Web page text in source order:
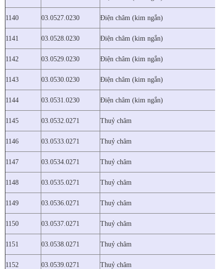
1140 03.0527.0230 Điện châm (kim ngắn)
1141 03.0528.0230 Điện châm (kim ngắn)
1142 03.0529.0230 Điện châm (kim ngắn)
1143 03.0530.0230 Điện châm (kim ngắn)
1144 03.0531.0230 Điện châm (kim ngắn)
1145 03.0532.0271 Thuỷ châm
1146 03.0533.0271 Thuỷ châm
1147 03.0534.0271 Thuỷ châm
1148 03.0535.0271 Thuỷ châm
1149 03.0536.0271 Thuỷ châm
1150 03.0537.0271 Thuỷ châm
1151 03.0538.0271 Thuỷ châm
1152 03.0539.0271 Thuỷ châm